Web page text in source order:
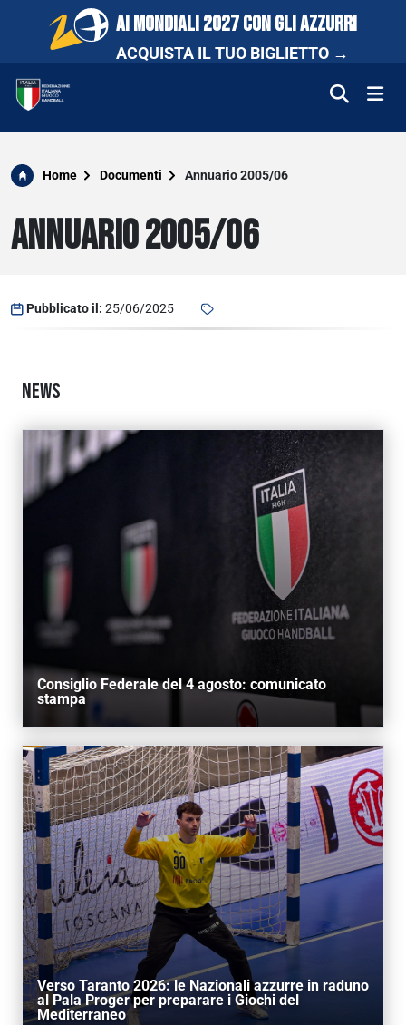
AI MONDIALI 2027 CON GLI AZZURRI
ACQUISTA IL TUO BIGLIETTO →
SCUOLA E PROMOZIONE
AREA RISERVATA
Home Documenti Annuario 2005/06
ANNUARIO 2005/06
Pubblicato il: 25/06/2025
NEWS
Consiglio Federale del 4 agosto: comunicato
stampa
Verso Taranto 2026: le Nazionali azzurre in raduno
al Pala Proger per preparare i Giochi del
Mediterraneo